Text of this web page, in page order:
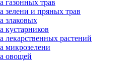
газонных трав
зелени и пряных трав
злаковых
кустарников
лекарственных растений
микрозелени
овощей